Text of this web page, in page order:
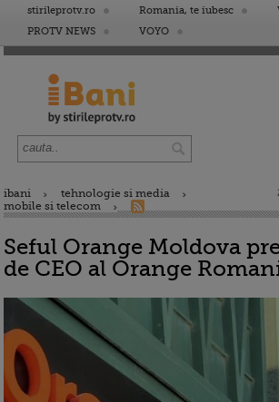
stirileprotv.ro Romania, te iubesc
PROTV NEWS
VOYO
ibani
tehnologie si media
mobile si telecom
Seful Orange Moldova
de CEO al Orange